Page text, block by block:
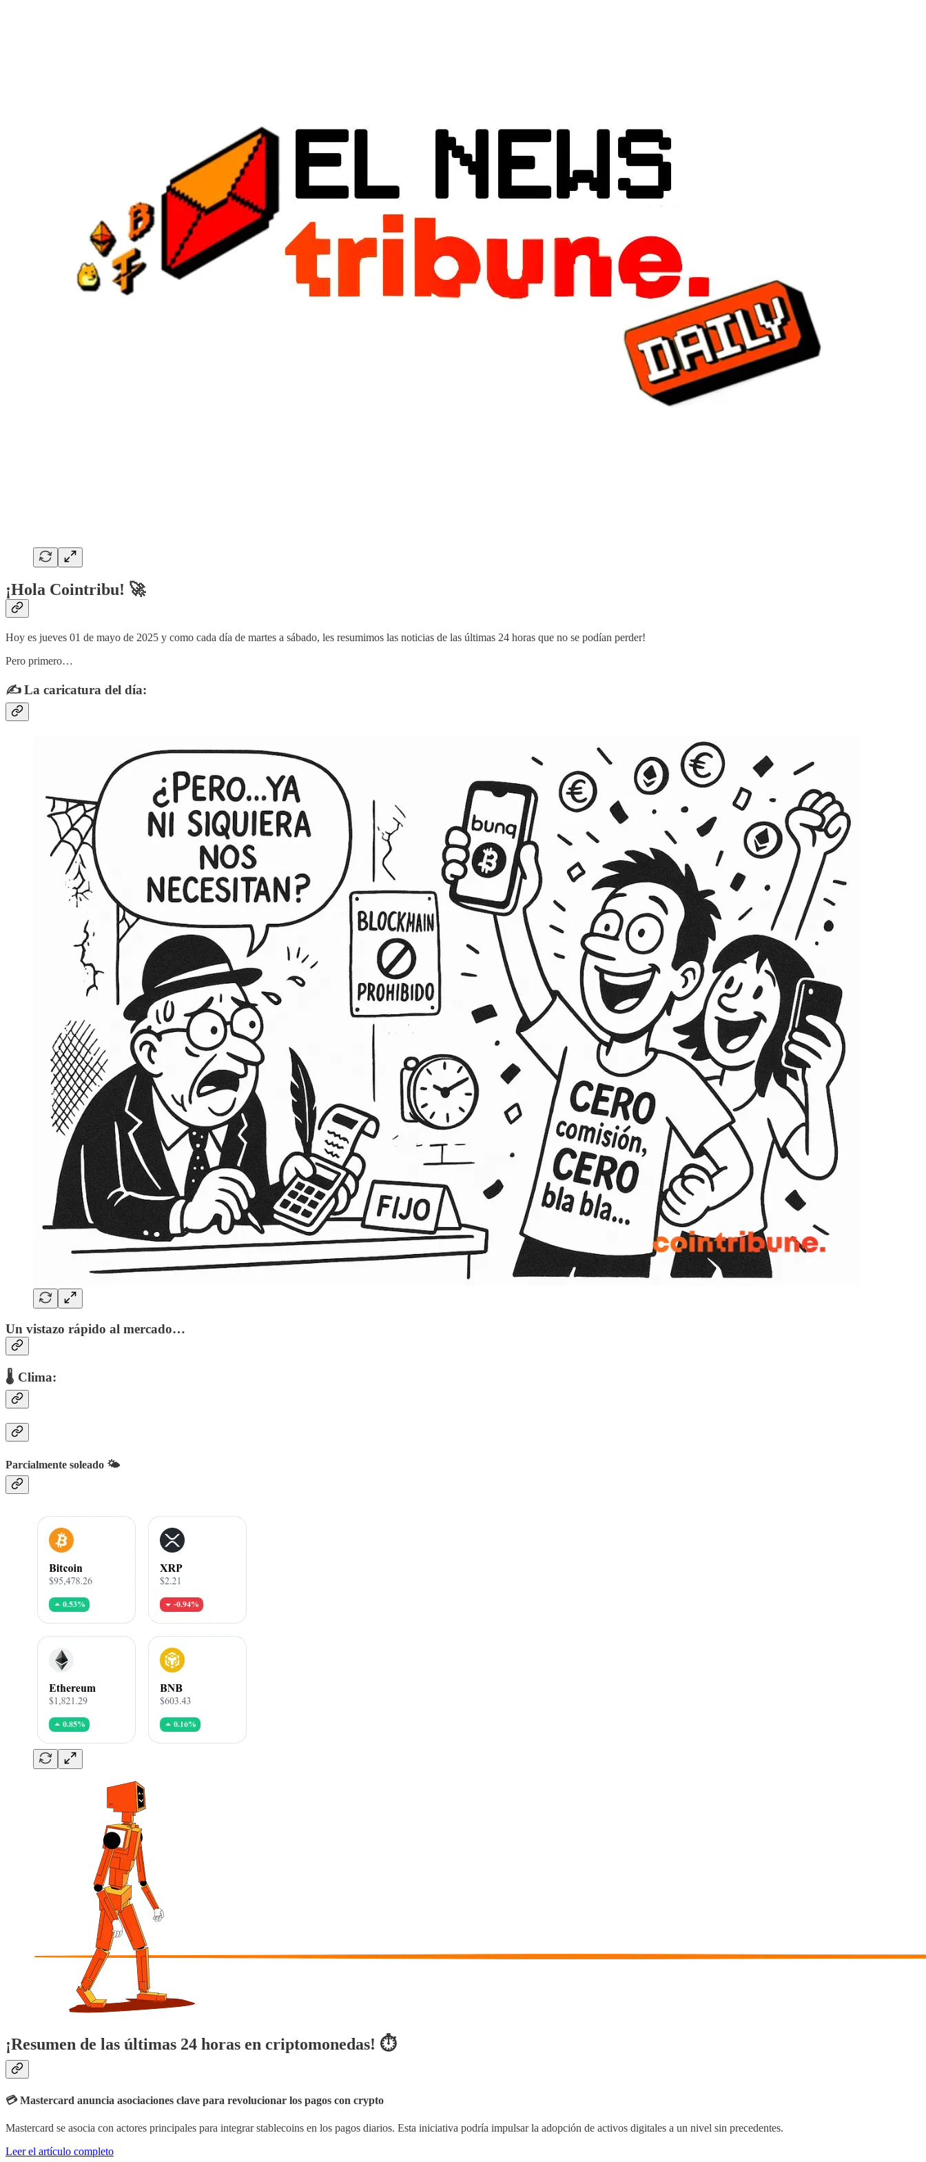
¡Hola Cointribu! 🚀
Hoy es jueves 01 de mayo de 2025 y como cada día de martes a sábado, les resumimos las noticias de las últimas 24 horas que no se podían perder!
Pero primero…
✍️ La caricatura del día:
Un vistazo rápido al mercado…
🌡 Clima:
Parcialmente soleado 🌤️
¡Resumen de las últimas 24 horas en criptomonedas! ⏱
💳 Mastercard anuncia asociaciones clave para revolucionar los pagos con crypto
Mastercard se asocia con actores principales para integrar stablecoins en los pagos diarios. Esta iniciativa podría impulsar la adopción de activos digitales a un nivel sin precedentes.
Leer el artículo completo